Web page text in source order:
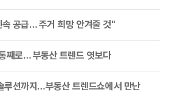
공급… 주거 희망 안겨줄 것"
째로… 부동산 트렌드 엿보다
루션까지…부동산 트렌드쇼에서 만난